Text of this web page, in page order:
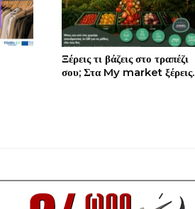
Ξέρεις τι βάζεις στο τραπέζι
σου; Στα My market ξέρεις.